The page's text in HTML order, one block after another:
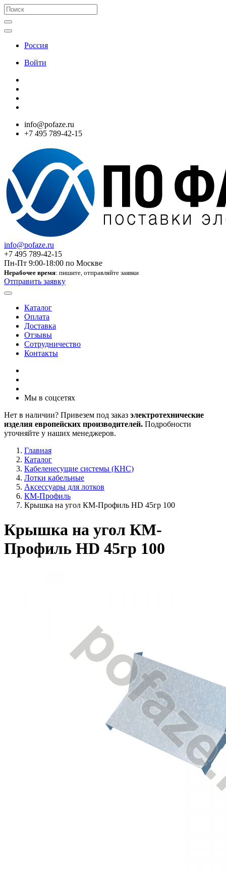
Россия
Войти
info@pofaze.ru
+7 495 789-42-15
info@pofaze.ru
+7 495 789-42-15
Пн-Пт 9:00-18:00 по Москве
Нерабочее время: пишите, отправляйте заявки
Отправить заявку
Каталог
Оплата
Доставка
Отзывы
Сотрудничество
Контакты
Мы в соцсетях
Нет в наличии? Привезем под заказ электротехнические
изделия европейских производителей. Подробности
уточняйте у наших менеджеров.
Главная
Каталог
Кабеленесущие системы (КНС)
Лотки кабельные
Аксессуары для лотков
КМ-Профиль
Крышка на угол КМ-Профиль HD 45гр 100
Крышка на угол КМ-
Профиль HD 45гр 100